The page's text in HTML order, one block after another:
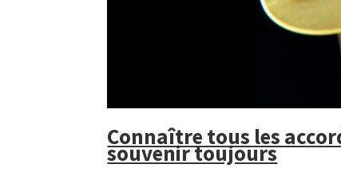
Connaître tous les
souvenir toujours